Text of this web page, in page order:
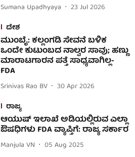
Sumana Upadhyaya
23 Jul 2026
ದೇಶ
ಮುಂಬೈ: ಕಲ್ಲಂಗಡಿ ಸೇವನೆ ಬಳಿಕ
ಒಂದೇ ಕುಟುಂಬದ ನಾಲ್ವರ ಸಾವು; ಹಣ್ಣು
ಮಾರಾಟಗಾರನ ಪತ್ತೆ ಸಾಧ್ಯವಾಗಿಲ್ಲ-
FDA
Srinivas Rao BV
30 Apr 2026
ರಾಜ್ಯ
ಆಯುಷ್ ಇಲಾಖೆ ಅಡಿಯಲ್ಲಿರುವ ಎಲ್ಲಾ
ಔಷಧಿಗಳು FDA ವ್ಯಾಪ್ತಿಗೆ: ರಾಜ್ಯ ಸರ್ಕಾರ
Manjula VN
05 Aug 2025